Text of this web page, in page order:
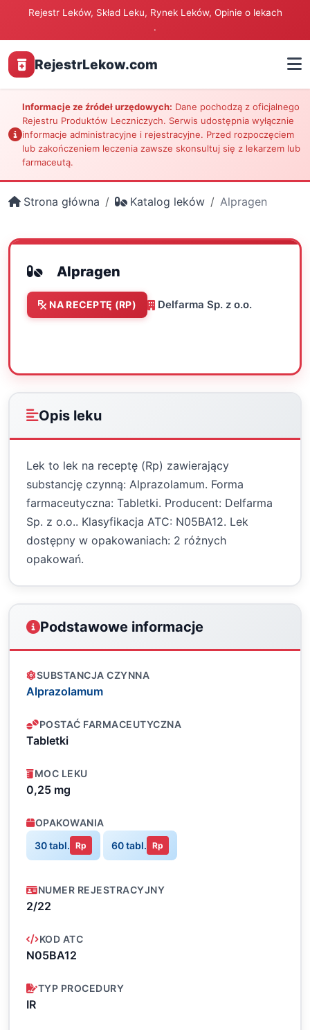
Rejestr Leków, Skład Leku, Rynek Leków, Opinie o lekach
.
RejestrLekow.com
Informacje ze źródeł urzędowych: Dane pochodzą z oficjalnego
Rejestru Produktów Leczniczych. Serwis udostępnia wyłącznie
informacje administracyjne i rejestracyjne. Przed rozpoczęciem
lub zakończeniem leczenia zawsze skonsultuj się z lekarzem lub
farmaceutą.
Strona główna Katalog leków Alpragen
Alpragen
NA RECEPTĘ (RP) Delfarma Sp. z o.o.
Opis leku
Lek to lek na receptę (Rp) zawierający
substancję czynną: Alprazolamum. Forma
farmaceutyczna: Tabletki. Producent: Delfarma
Sp. z o.o.. Klasyfikacja ATC: N05BA12. Lek
dostępny w opakowaniach: 2 różnych
opakowań.
Podstawowe informacje
SUBSTANCJA CZYNNA
Alprazolamum
POSTAĆ FARMACEUTYCZNA
Tabletki
MOC LEKU
0,25 mg
OPAKOWANIA
30 tabl. Rp 60 tabl. Rp
NUMER REJESTRACYJNY
2/22
KOD ATC
N05BA12
TYP PROCEDURY
IR